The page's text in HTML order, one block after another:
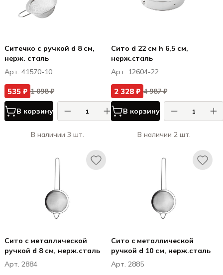
Ситечко с ручкой d 8 см,
нерж. сталь
Арт. 41570-10
535 ₽ 1 098 ₽
В корзину
В наличии 3 шт.
Сито d 22 см h 6,5 см,
нерж.cталь
Арт. 12604-22
2 328 ₽ 4 987 ₽
В корзину
В наличии 2 шт.
Сито c металлической
ручкой d 8 см, нерж.сталь
Арт. 2884
Сито c металлической
ручкой d 10 см, нерж.сталь
Арт. 2885